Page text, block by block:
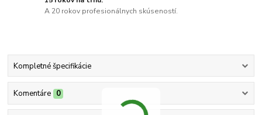
A 20 rokov profesionálnych skúseností.
Kompletné špecifikácie
Komentáre 0